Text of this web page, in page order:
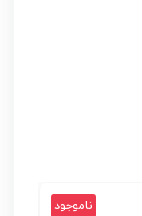
ناموجود